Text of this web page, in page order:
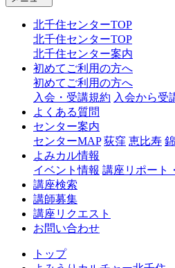
北千住センターTOP
北千住センターTOP
北千住センター案内
初めてご利用の方へ
初めてご利用の方へ
入会・受講規約 入会から受
よくある質問
センター案内
センターMAP 荻窪 恵比寿
よみカル情報
イベント情報 講座リポート
講座検索
講師募集
講座リクエスト
お問い合わせ
トップ